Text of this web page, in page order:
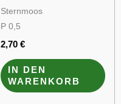
Sternmoos
P 0,5
2,70 €
IN DEN
WARENKORB